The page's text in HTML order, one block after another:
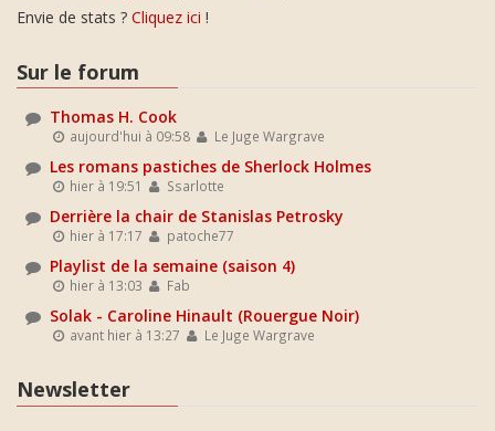
Envie de stats ? Cliquez ici !
Sur le forum
Thomas H. Cook
aujourd'hui à 09:58 Le Juge Wargrave
Les romans pastiches de Sherlock Holmes
hier à 19:51 Ssarlotte
Derrière la chair de Stanislas Petrosky
hier à 17:17 patoche77
Playlist de la semaine (saison 4)
hier à 13:03 Fab
Solak - Caroline Hinault (Rouergue Noir)
avant hier à 13:27 Le Juge Wargrave
Newsletter